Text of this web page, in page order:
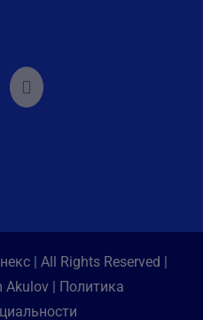
| All Rights Reserved |
Akulov | Политика